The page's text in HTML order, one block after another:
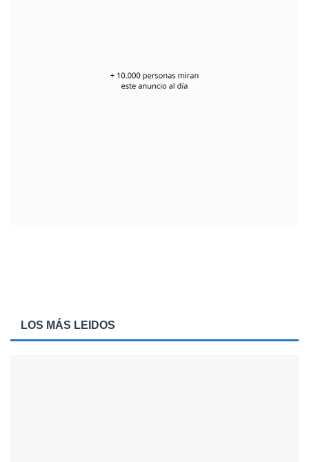
LOS MÁS LEIDOS